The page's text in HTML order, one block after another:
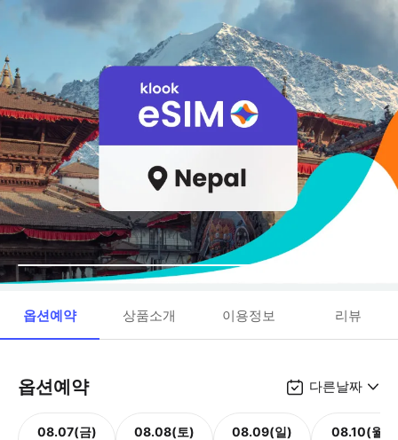
옵션예약 상품소개 이용정보 리뷰
옵션예약 다른날짜
08.07(금) 08.08(토) 08.09(일) 08.10(월)